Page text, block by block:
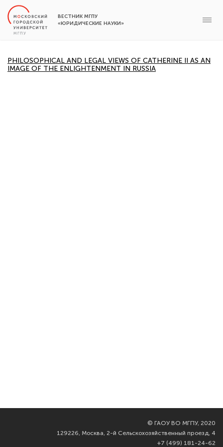
ВЕСТНИК МГПУ
«ЮРИДИЧЕСКИЕ НАУКИ»
PHILOSOPHICAL AND LEGAL VIEWS OF CATHERINE II AS AN
IMAGE OF THE ENLIGHTENMENT IN RUSSIA
© ГАОУ ВО МГПУ, 2020
129226, Москва, 2-й Сельскохозяйственный проезд, 4
+7 (499) 181-24-62